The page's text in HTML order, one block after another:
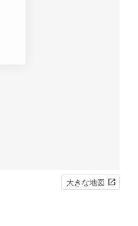
大きな地図